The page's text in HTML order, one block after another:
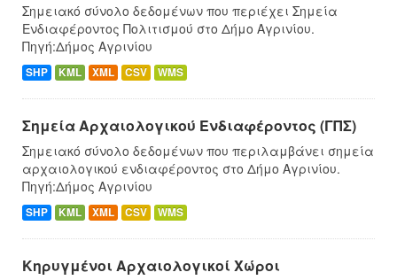
Σημειακό σύνολο δεδομένων που περιέχει Σημεία
Ενδιαφέροντος Πολιτισμού στο Δήμο Αγρινίου.
Πηγή:Δήμος Αγρινίου
SHP KML XML CSV WMS
Σημεία Αρχαιολογικού Ενδιαφέροντος (ΓΠΣ)
Σημειακό σύνολο δεδομένων που περιλαμβάνει σημεία
αρχαιολογικού ενδιαφέροντος στο Δήμο Αγρινίου.
Πηγή:Δήμος Αγρινίου
SHP KML XML CSV WMS
Κηρυγμένοι Αρχαιολογικοί Χώροι